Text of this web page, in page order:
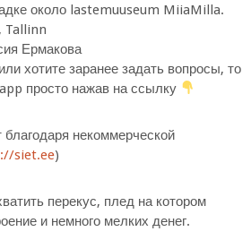
около lastemuuseum MiiaMilla.
Tallinn
Ермакова
хотите заранее задать вопросы, то
просто нажав на ссылку
некоммерческой
siet.ee)
перекус, плед на котором
и немного мелких денег.